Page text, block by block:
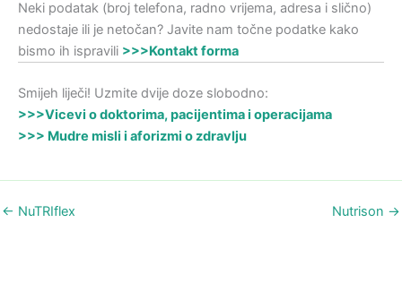
Neki podatak (broj telefona, radno vrijema, adresa i slično)
nedostaje ili je netočan? Javite nam točne podatke kako
bismo ih ispravili >>>Kontakt forma
Smijeh liječi! Uzmite dvije doze slobodno:
>>>Vicevi o doktorima, pacijentima i operacijama
>>> Mudre misli i aforizmi o zdravlju
← NuTRIflex Nutrison →